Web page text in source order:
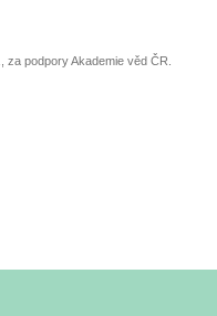
za podpory Akademie věd ČR.